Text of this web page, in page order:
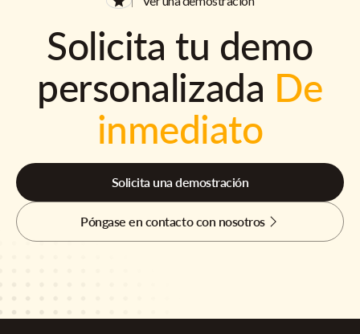
Solicita tu demo
personalizada De
inmediato
Solicita una demostración
Póngase en contacto con nosotros